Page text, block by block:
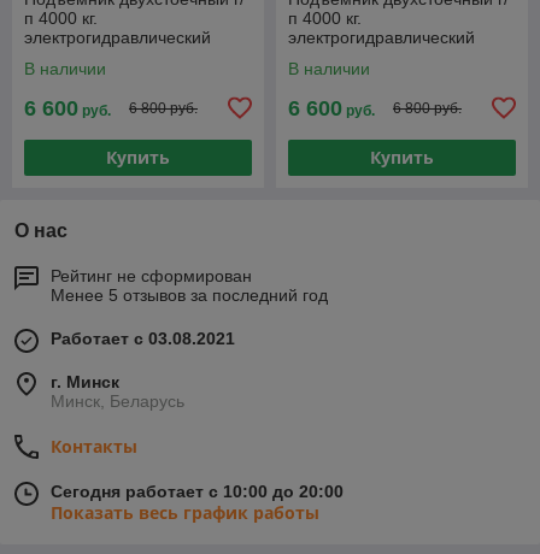
п 4000 кг.
электрогидравлический
В наличии
6 600 руб. 6 800 руб.
Купить
п 4000 кг.
электрогидравлический
В наличии
6 600 руб. 6 800 руб.
Купить
О нас
Рейтинг не сформирован
Менее 5 отзывов за последний год
Работает с 03.08.2021
г. Минск
Минск, Беларусь
Контакты
Сегодня работает с 10:00 до 20:00
Показать весь график работы